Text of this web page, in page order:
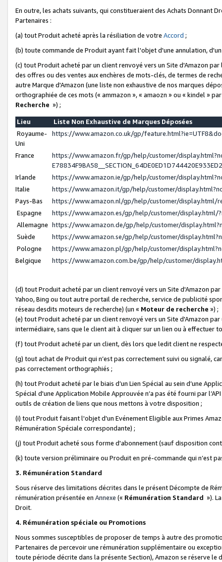
En outre, les achats suivants, qui constitueraient des Achats Donnant
Partenaires :
(a) tout Produit acheté après la résiliation de votre Accord ;
(b) toute commande de Produit ayant fait l'objet d'une annulation,
(c) tout Produit acheté par un client renvoyé vers un Site d'Amazon
des offres ou des ventes aux enchères de mots-clés, de termes de
autre Marque d'Amazon (une liste non exhaustive de nos marques
orthographiée de ces mots (« ammazon », « amaozn » ou « kindel »
Recherche ») ;
Lieu
Liste Non Exhaustive de Marques Déposées
Royaume-
Uni
https://www.amazon.co.uk/gp/
France
https://www.amazon.fr/gp/help/customer/
Irlande
https://www.amazon.ie/gp/help/customer/
Italie
https://www.amazon.it/gp/help/customer/
Pays-Bas
https://www.amazon.nl/gp/help/customer/display.html/
Espagne
https://www.amazon.es/gp/help/customer/display.html/
Allemagne https://www.amazon.de/gp/help/customer/
Suède
https://www.amazon.se/gp/help/customer/
Pologne
https://www.amazon.pl/gp/help/customer/
Belgique
https://www.amazon.com.be/gp/help/customer/
(d) tout Produit acheté par un client renvoyé vers un Site d'Amazon
Yahoo, Bing ou tout autre portail de recherche, service de publicité
réseau desdits moteurs de recherche) (un « Moteur de recherche ») ;
(e) tout Produit acheté par un client renvoyé vers un Site d'Amazon
intermédiaire, sans que le client ait à cliquer sur un lien ou à
(f) tout Produit acheté par un client, dès lors que ledit client ne
(g) tout achat de Produit qui n’est pas correctement suivi ou signalé,
pas correctement orthographiés ;
(h) tout Produit acheté par le biais d’un Lien Spécial au sein d’une
Spécial d'une Application Mobile Approuvée n’a pas été fourni par
outils de création de liens que nous mettons à votre disposition ;
(i) tout Produit faisant l'objet d'un Evénement Eligible aux Primes
Rémunération Spéciale correspondante) ;
(j) tout Produit acheté sous forme d'abonnement (sauf disposition
(k) toute version préliminaire ou Produit en pré-commande qui n’est
3. Rémunération Standard
Sous réserve des limitations décrites dans le présent Décompte de
rémunération présentée en Annexe (« Rémunération Standard »).
Droit.
4. Rémunération spéciale ou Promotions
Nous sommes susceptibles de proposer de temps à autre des
Partenaires de percevoir une rémunération supplémentaire ou
toute période décrite dans la présente Section), Amazon se réserve